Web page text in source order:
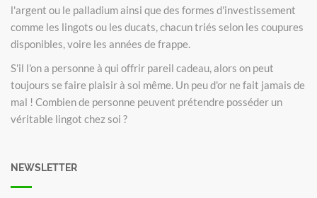
l'argent ou le palladium ainsi que des formes d'investissement
comme les lingots ou les ducats, chacun triés selon les coupures
disponibles, voire les années de frappe.
S'il l'on a personne à qui offrir pareil cadeau, alors on peut
toujours se faire plaisir à soi même. Un peu d'or ne fait jamais de
mal ! Combien de personne peuvent prétendre posséder un
véritable lingot chez soi ?
NEWSLETTER